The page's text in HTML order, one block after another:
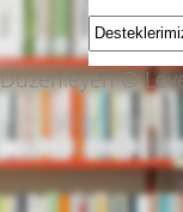
Düzenleyen ©